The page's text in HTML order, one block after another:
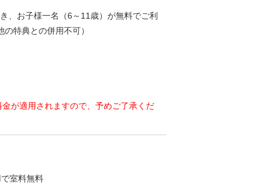
、お子様一名（6～11歳）が無料でご利
特典との併用不可）
が適用されますので、予めご了承くだ
室料無料